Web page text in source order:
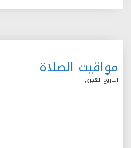
مواقيت الصلاة
التاريخ الهجري